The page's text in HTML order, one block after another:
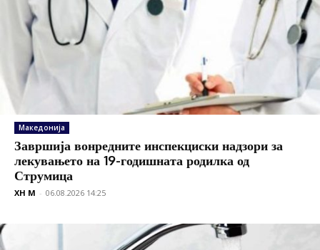
Македонија
Завршија вонредните инспекциски надзори за
лекувањето на 19-годишната родилка од
Струмица
XH M - 06.08.2026 14:25